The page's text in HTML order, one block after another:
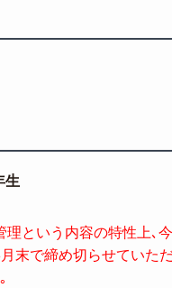
生
という内容の特性上､
末で締め切らせていた